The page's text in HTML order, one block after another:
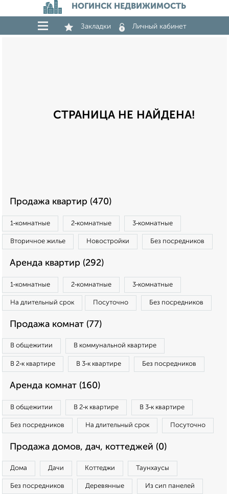
НОГИНСК НЕДВИЖИМОСТЬ
Закладки Личный кабинет
СТРАНИЦА НЕ НАЙДЕНА!
Продажа квартир (470)
1‑комнатные 2‑комнатные 3‑комнатные
Вторичное жилье Новостройки Без посредников
Аренда квартир (292)
1‑комнатные 2‑комнатные 3‑комнатные
На длительный срок Посуточно Без посредников
Продажа комнат (77)
В общежитии В коммунальной квартире
В 2‑к квартире В 3‑к квартире Без посредников
Аренда комнат (160)
В общежитии В 2‑к квартире В 3‑к квартире
Без посредников На длительный срок Посуточно
Продажа домов, дач, коттеджей (0)
Дома Дачи Коттеджи Таунхаусы
Без посредников Деревянные Из сип панелей